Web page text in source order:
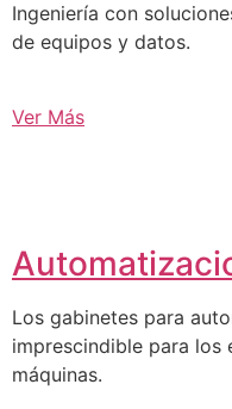
Ingeniería con
de equipos y datos.
Ver Más
Los gabinetes para
imprescindible para los
máquinas.